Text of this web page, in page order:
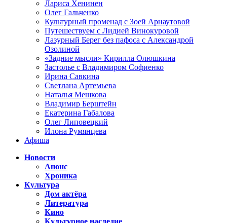
Лариса Хенинен
Олег Гальченко
Культурный променад с Зоей Арнаутовой
Путешествуем с Лидией Винокуровой
Лазурный Берег без пафоса с Александрой
Озолиной
«Задние мысли» Кирилла Олюшкина
Застолье с Владимиром Софиенко
Ирина Савкина
Светлана Артемьева
Наталья Мешкова
Владимир Берштейн
Екатерина Габалова
Олег Липовецкий
Илона Румянцева
Афиша
Новости
Анонс
Хроника
Культура
Дом актёра
Литература
Кино